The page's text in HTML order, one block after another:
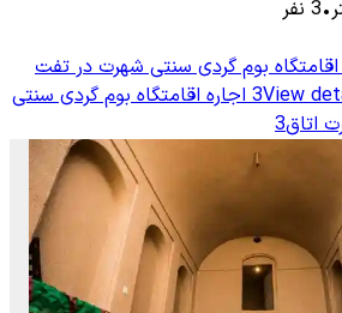
•
3 نفر
اقامتگاه بوم گردی سنتی شهرت در تفت
View اجاره اقامتگاه بوم گردی سنتی
اتاق3